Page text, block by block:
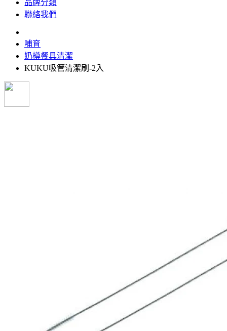
品牌分類
聯絡我們
哺育
奶樽餐具清潔
KUKU吸管清潔刷-2入